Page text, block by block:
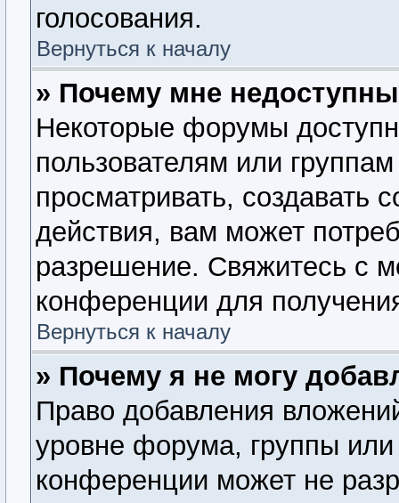
голосования.
Вернуться к началу
» Почему мне
Некоторые форумы
пользователям или
просматривать, создавать
действия, вам может
разрешение. Свяжитесь с
конференции для
Вернуться к началу
» Почему я не могу
Право добавления
уровне форума, группы
конференции может не